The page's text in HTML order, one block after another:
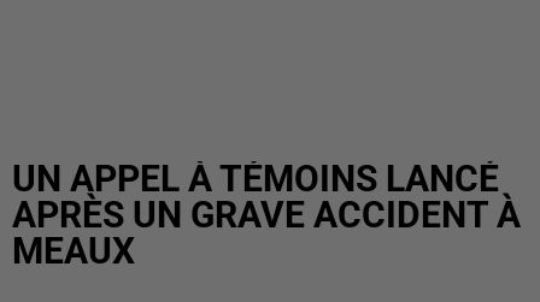
UN APPEL À TÉMOINS LANCÉ
APRÈS UN GRAVE ACCIDENT À
MEAUX